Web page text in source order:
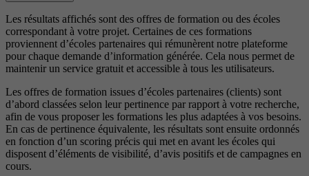
Les résultats affichés sont des offres de formation ou des écoles
correspondant à votre projet. Certaines de ces formations
proviennent d’écoles partenaires qui rémunèrent notre plateforme
pour chaque demande d’information générée. Cela nous permet de
maintenir un service gratuit et accessible à tous les utilisateurs.
Les offres de formation issues d’écoles partenaires (clients) sont
d’abord classées selon leur pertinence par rapport à votre recherche,
afin de vous proposer les formations les plus adaptées à vos besoins.
En cas de pertinence équivalente, les résultats sont ensuite ordonnés
en fonction d’un scoring précis qui met en avant les écoles qui
disposent d’éléments de visibilité, d’avis positifs et de campagnes en
cours.